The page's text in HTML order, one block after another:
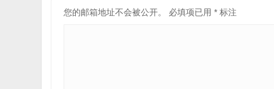
您的邮箱地址不会被公开。 必填项已用* 标注